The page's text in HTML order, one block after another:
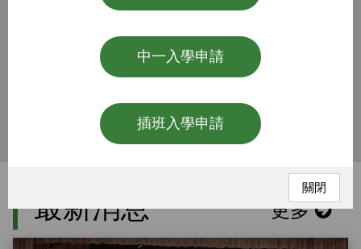
中一入學申請
插班入學申請
關閉
最新消息 更多